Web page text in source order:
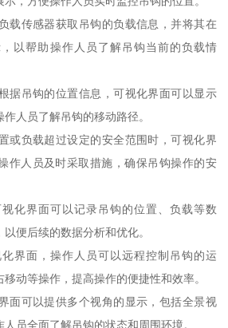
载传感器获取吊钩的负载信息，并将其在
以帮助操作人员了解吊钩当前的负载情
据吊钩的位置信息，可视化界面可以显示
人员了解吊钩的移动路径。
或负载超过设定的安全范围时，可视化界
作人员及时采取措施，确保吊钩操作的安
化界面可以记录吊钩的位置、负载等数
便后续的数据分析和优化。
界面，操作人员可以远程控制吊钩的运
动等操作，提高操作的便捷性和效率。
面可以提供多个视角的显示，包括全景视
员全面了解吊钩的状态和周围环境。